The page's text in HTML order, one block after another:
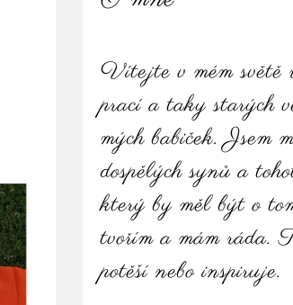
Vítejte v mém světě
prací a taky starých
mých babiček. Jsem
dospělých synů a
který by měl být o
tvořím a mám ráda.
potěší nebo inspiruje.